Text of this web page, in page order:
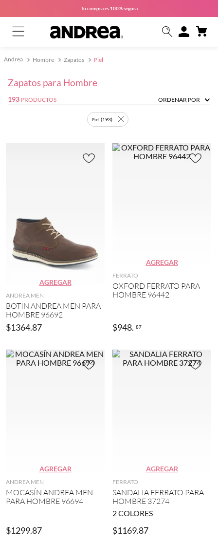
Tu compra es 100% segura
Hombre Zapatos Piel
Zapatos para Hombre
193 PRODUCTOS ORDENAR POR
Piel (193)
AGREGAR
ANDREA MEN
BOTIN ANDREA MEN PARA
HOMBRE 96692
$1364.87
AGREGAR
FERRATO
OXFORD FERRATO PARA
HOMBRE 96442
$948. 87
AGREGAR
ANDREA MEN
MOCASÍN ANDREA MEN
PARA HOMBRE 96694
$1299.87
AGREGAR
FERRATO
SANDALIA FERRATO PARA
HOMBRE 37274
2COLORES
$1169.87